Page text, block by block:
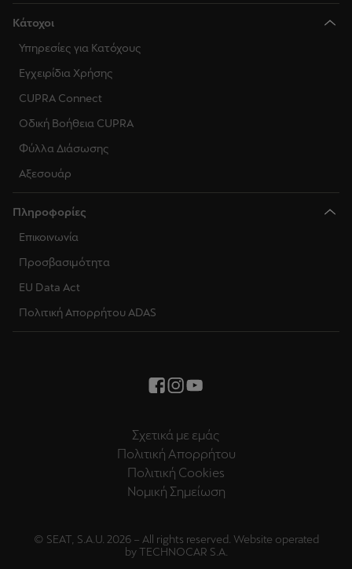
Κάτοχοι
Υπηρεσίες για Κατόχους
Εγχειρίδια Χρήσης
CUPRA Connect
Οδική Βοήθεια CUPRA
Φύλλα Διάσωσης
Αξεσουάρ
Πληροφορίες
Επικοινωνία
Προσβασιμότητα
EU Data Act
Πολιτική Απορρήτου ADAS
Σχετικά με εμάς
Πολιτική Απορρήτου
Πολιτική Cookies
Νομική Σημείωση
© SEAT, S.A.U. 2026 – All rights reserved. Website operated
by TECHNOCAR S.A.